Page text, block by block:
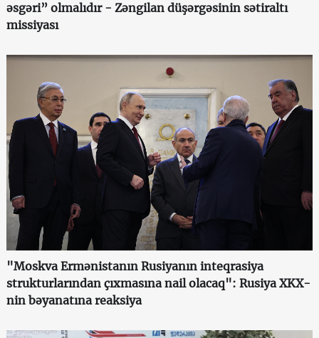
əsgəri” olmalıdır - Zəngilan düşərgəsinin sətiraltı
missiyası
"Moskva Ermənistanın Rusiyanın inteqrasiya
strukturlarından çıxmasına nail olacaq": Rusiya XKX-
nin bəyanatına reaksiya